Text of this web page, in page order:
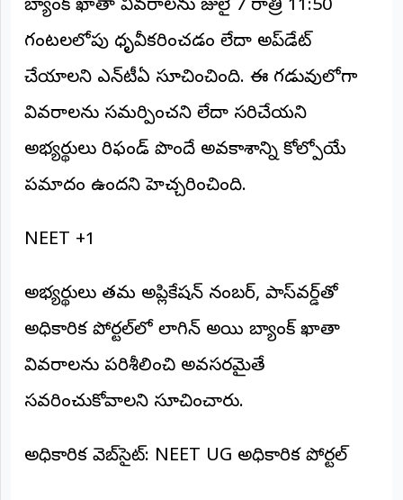
రిపోర్టర్స్
(REPORTERS
DESK)
మా
రిపోర్టర్లు
రిపోర్టర్‌గా
చేరండి
©
2026
NTODAY
NEWS
ప్రతి
బ్యాంక్ ఖాతా వివరాలను జులై 7 రాత్రి 11:50
గంటలలోపు ధృవీకరించడం లేదా అప్‌డేట్
చేయాలని ఎన్‌టీఏ సూచించింది. ఈ గడువులోగా
వివరాలను సమర్పించని లేదా సరిచేయని
అభ్యర్థులు రిఫండ్ పొందే అవకాశాన్ని కోల్పోయే
ప్రమాదం ఉందని హెచ్చరించింది.
NEET +1
అభ్యర్థులు తమ అప్లికేషన్ నంబర్, పాస్‌వర్డ్‌తో
అధికారిక పోర్టల్‌లో లాగిన్ అయి బ్యాంక్ ఖాతా
వివరాలను పరిశీలించి అవసరమైతే
సవరించుకోవాలని సూచించారు.
అధికారిక వెబ్‌సైట్: NEET UG అధికారిక పోర్టల్